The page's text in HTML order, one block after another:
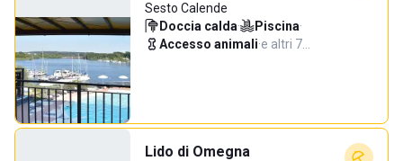
Sesto Calende
Doccia calda· Piscina·
Accesso animali·e altri 7…
Lido di Omegna